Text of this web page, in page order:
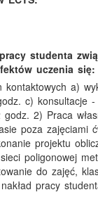
studenta
uczenia się:
kontaktowych a)
c) konsultacje
2) Praca
poza zajęciami
projektu
poligonowej
do zajęć,
pracy